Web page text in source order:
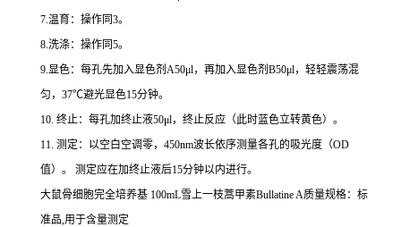
7.温育：操作同 3。
8.洗涤：操作同 5。
9.显色：每孔先加入显色剂 A50μl，再加入显色剂 B50μl，轻轻震荡混
匀， 37℃避光显色15分钟。
10. 终止：每孔加终止液50μl，终止反应（此时蓝色立转黄色）。
11. 测定：以空白空调零， 450nm波长依序测量各孔的吸光度（OD
值）。
测定应在加终止液后15分钟以内进行。
大鼠骨细胞完全培养基 100mL雪上一枝蒿甲素Bullatine A质量规格：标
准品,用于含量测定